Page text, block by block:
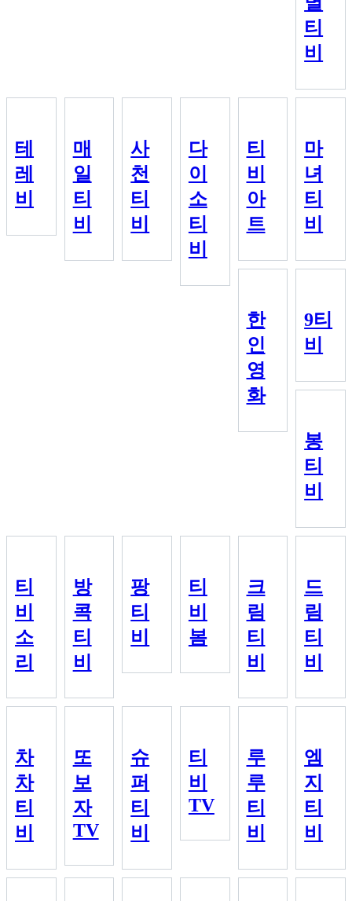
티
비
테
레
비
매
일
티
비
사
천
티
비
다
이
소
티
비
티
비
아
트
마
녀
티
비
한
인
영
화
9티
비
봉
티
비
티
비
소
리
방
콕
티
비
팡
티
비
티
비
봄
크
림
티
비
드
림
티
비
차
차
티
비
또
보
자
TV
슈
퍼
티
비
티
비
TV
루
루
티
비
엠
지
티
비